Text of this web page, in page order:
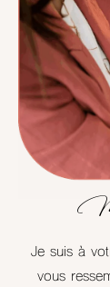
Je suis à
vous